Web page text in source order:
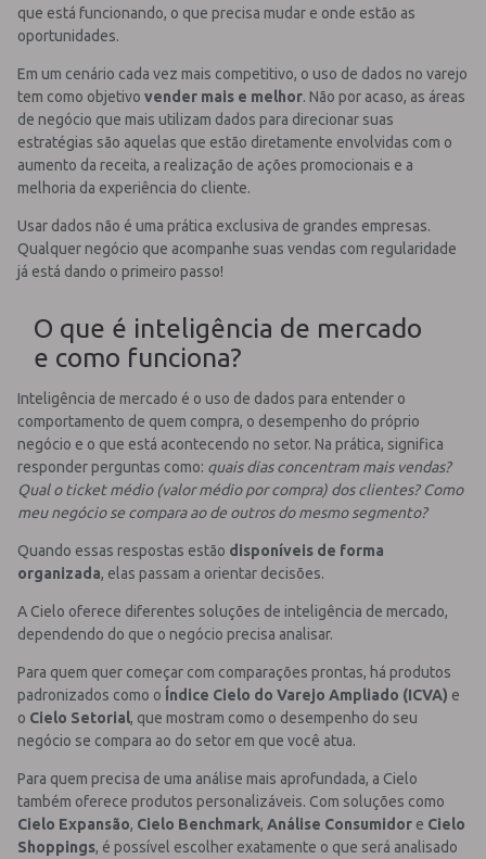
que está funcionando, o que precisa mudar e onde estão as
oportunidades.
Em um cenário cada vez mais competitivo, o uso de dados no varejo
tem como objetivo vender mais e melhor. Não por acaso, as áreas
de negócio que mais utilizam dados para direcionar suas
estratégias são aquelas que estão diretamente envolvidas com o
aumento da receita, a realização de ações promocionais e a
melhoria da experiência do cliente.
Usar dados não é uma prática exclusiva de grandes empresas.
Qualquer negócio que acompanhe suas vendas com regularidade
já está dando o primeiro passo!
O que é inteligência de mercado
e como funciona?
Inteligência de mercado é o uso de dados para entender o
comportamento de quem compra, o desempenho do próprio
negócio e o que está acontecendo no setor. Na prática, significa
responder perguntas como: quais dias concentram mais vendas?
Qual o ticket médio (valor médio por compra) dos clientes? Como
meu negócio se compara ao de outros do mesmo segmento?
Quando essas respostas estão disponíveis de forma
organizada, elas passam a orientar decisões.
A Cielo oferece diferentes soluções de inteligência de mercado,
dependendo do que o negócio precisa analisar.
Para quem quer começar com comparações prontas, há produtos
padronizados como o Índice Cielo do Varejo Ampliado (ICVA) e
o Cielo Setorial, que mostram como o desempenho do seu
negócio se compara ao do setor em que você atua.
Para quem precisa de uma análise mais aprofundada, a Cielo
também oferece produtos personalizáveis. Com soluções como
Cielo Expansão, Cielo Benchmark, Análise Consumidor e Cielo
Shoppings, é possível escolher exatamente o que será analisado